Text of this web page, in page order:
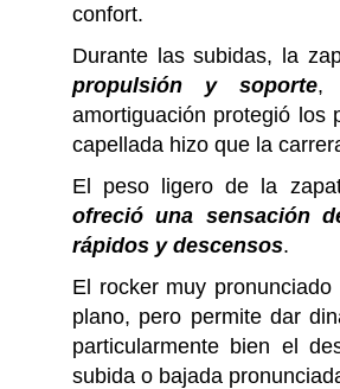
confort.
Durante las subidas, la
propulsión y soporte,
amortiguación protegió los
capellada hizo que la
El peso ligero de la
ofreció una sensación
rápidos y descensos.
El rocker muy
plano, pero permite dar
particularmente bien el
subida o bajada